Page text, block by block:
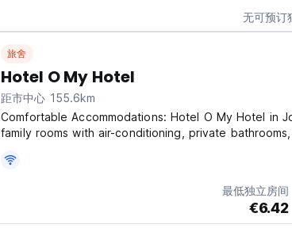
无可预订
旅舍
Hotel O My Hotel
距市中心 155.6km
Comfortable Accommodations: Hotel O My Hotel in
family rooms with air-conditioning, private
Guests can relax on the terrace or stay...
最低独立房间
€6.42